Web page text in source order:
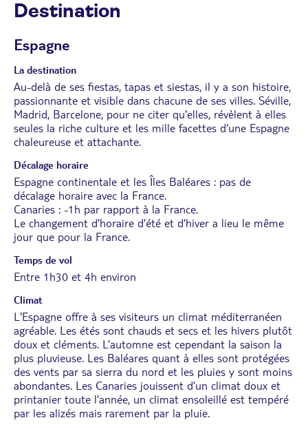
Destination
Espagne
La destination
Au-delà de ses fiestas, tapas et siestas, il y a son histoire,
passionnante et visible dans chacune de ses villes. Séville,
Madrid, Barcelone, pour ne citer qu'elles, révèlent à elles
seules la riche culture et les mille facettes d'une Espagne
chaleureuse et attachante.
Décalage horaire
Espagne continentale et les Îles Baléares : pas de
décalage horaire avec la France.
Canaries : -1h par rapport à la France.
Le changement d’horaire d’été et d’hiver a lieu le même
jour que pour la France.
Temps de vol
Entre 1h30 et 4h environ
Climat
L'Espagne offre à ses visiteurs un climat méditerranéen
agréable. Les étés sont chauds et secs et les hivers plutôt
doux et cléments. L’automne est cependant la saison la
plus pluvieuse. Les Baléares quant à elles sont protégées
des vents par sa sierra du nord et les pluies y sont moins
abondantes. Les Canaries jouissent d’un climat doux et
printanier toute l’année, un climat ensoleillé est tempéré
par les alizés mais rarement par la pluie.